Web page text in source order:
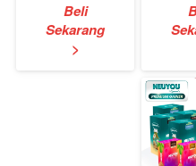
`
Beli
Sekarang
>
`